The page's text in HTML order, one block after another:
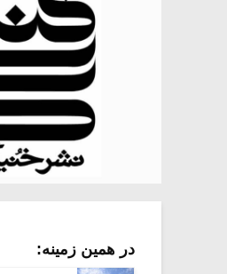
در همین زمینه: